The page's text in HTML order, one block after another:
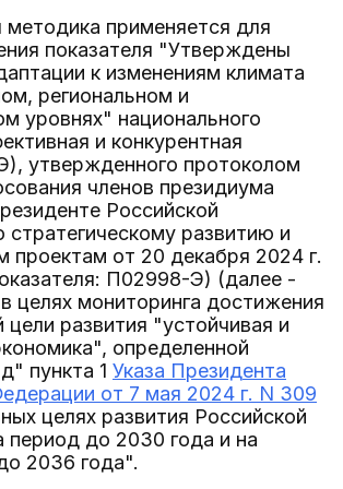
применяется для
показателя "Утверждены
к изменениям климата
региональном и
уровнях" национального
и конкурентная
утвержденного протоколом
членов президиума
Российской
развитию и
проектам от 20 декабря 2024 г.
П02998-Э) (далее -
целях мониторинга достижения
цели развития "устойчивая и
определенной
пункта 1 Указа Президента
от 7 мая 2024 г. N 309
целях развития Российской
период до 2030 года и на
2036 года".